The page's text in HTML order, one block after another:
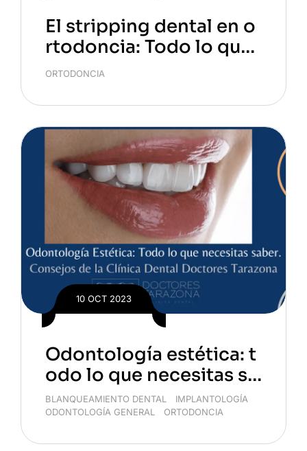
El stripping dental en o
rtodoncia: Todo lo que
necesitas saber.
ORTODONCIA
10 OCT 2023
Odontología estética: t
odo lo que necesitas sa
ber
BLANQUEAMIENTO DENTAL IMPLANTOLOGÍA
ODONTOLOGÍA GENERAL
ORTODONCIA